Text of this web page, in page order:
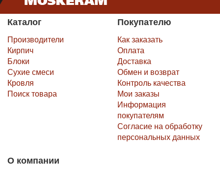
Каталог
Производители
Кирпич
Блоки
Сухие смеси
Кровля
Поиск товара
Покупателю
Как заказать
Оплата
Доставка
Обмен и возврат
Контроль качества
Мои заказы
Информация
покупателям
Согласие на обработку
персональных данных
О компании